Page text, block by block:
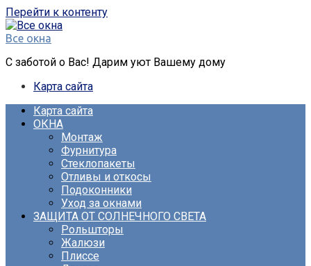
Перейти к контенту
Все окна
С заботой о Вас! Дарим уют Вашему дому
Карта сайта
Карта сайта
ОКНА
Монтаж
Фурнитура
Стеклопакеты
Отливы и откосы
Подоконники
Уход за окнами
ЗАЩИТА ОТ СОЛНЕЧНОГО СВЕТА
Рольшторы
Жалюзи
Плиссе